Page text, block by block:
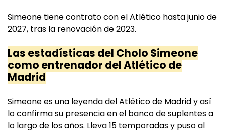
Simeone tiene contrato con el Atlético hasta junio de
2027, tras la renovación de 2023.
Las estadísticas del Cholo Simeone
como entrenador del Atlético de
Madrid
Simeone es una leyenda del Atlético de Madrid y así
lo confirma su presencia en el banco de suplentes a
lo largo de los años. Lleva 15 temporadas y puso al